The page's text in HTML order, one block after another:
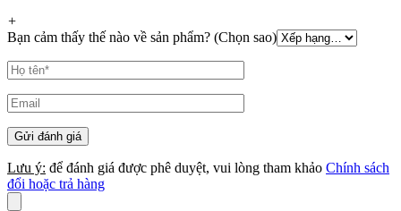
+
Bạn cảm thấy thế nào về sản phẩm? (Chọn sao)
Lưu ý: để đánh giá được phê duyệt, vui lòng tham khảo Chính sách
đổi hoặc trả hàng